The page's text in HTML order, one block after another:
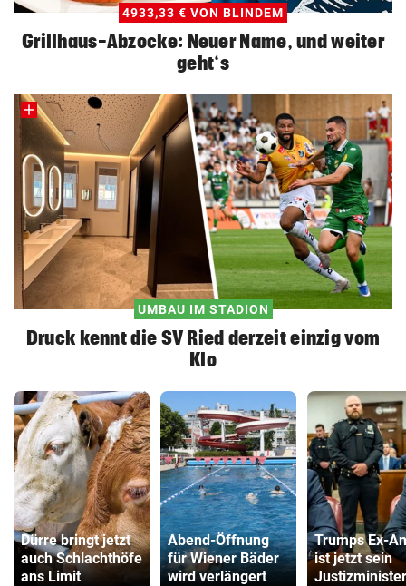
4933,33 € VON BLINDEM
Grillhaus-Abzocke: Neuer Name, und weiter
geht‘s
UMBAU IM STADION
Druck kennt die SV Ried derzeit einzig vom
Klo
Dürre bringt jetzt
auch Schlachthöfe
ans Limit
Abend-Öffnung
für Wiener Bäder
wird verlängert
Trumps Ex-
ist jetzt sein
Justizminister